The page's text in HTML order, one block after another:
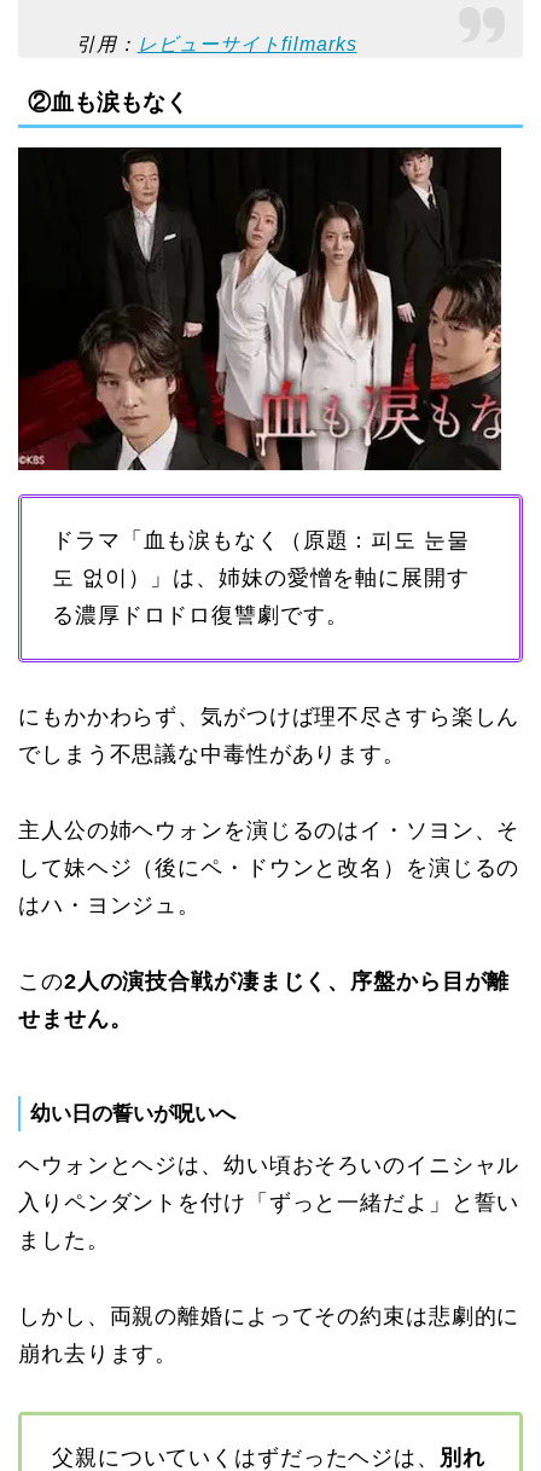
引用： レビューサイトfilmarks
②血も涙もなく
ドラマ「血も涙もなく（原題：피도 눈물
도 없이）」は、姉妹の愛憎を軸に展開す
る濃厚ドロドロ復讐劇です。
にもかかわらず、気がつけば理不尽さすら楽しん
でしまう不思議な中毒性があります。
主人公の姉ヘウォンを演じるのはイ・ソヨン、そ
して妹ヘジ（後にペ・ドウンと改名）を演じるの
はハ・ヨンジュ。
この2人の演技合戦が凄まじく、序盤から目が離
せません。
幼い日の誓いが呪いへ
ヘウォンとヘジは、幼い頃おそろいのイニシャル
入りペンダントを付け「ずっと一緒だよ」と誓い
ました。
しかし、両親の離婚によってその約束は悲劇的に
崩れ去ります。
父親についていくはずだったヘジは、
別れ